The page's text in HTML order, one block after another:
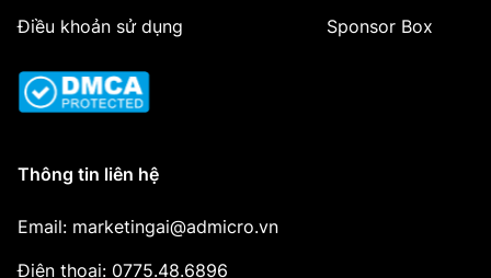
Điều khoản sử dụng
Sponsor Box
Thông tin liên hệ
Email: marketingai@admicro.vn
Điện thoại: 0775.48.6896